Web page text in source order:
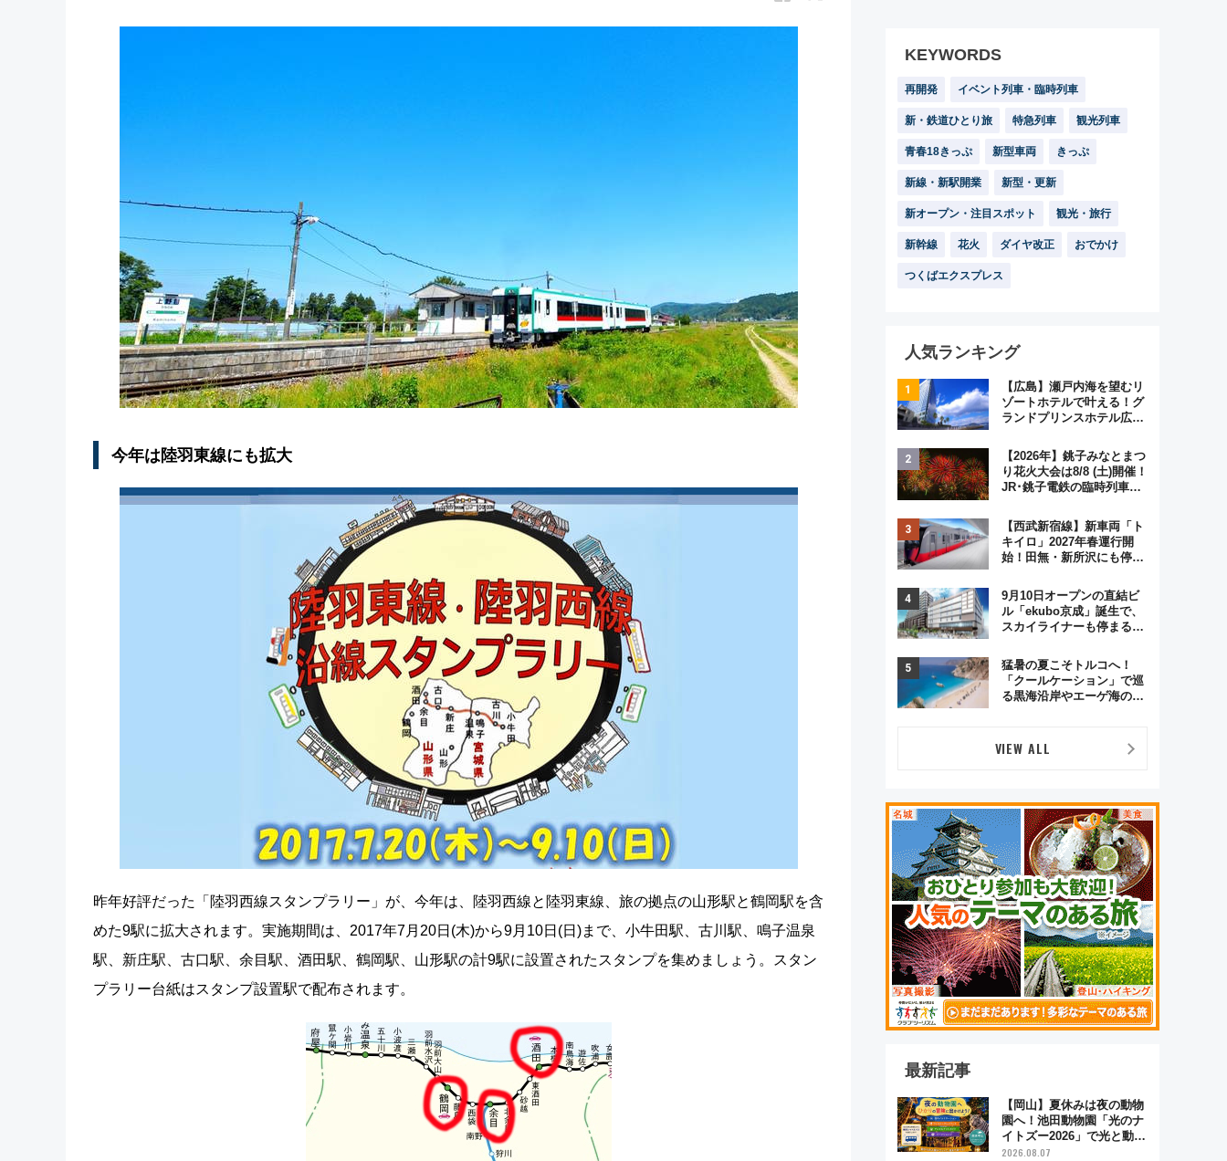
今年は陸羽東線にも拡大
昨年好評だった「陸羽西線スタンプラリー」が、今年は、陸羽西線と陸羽東線、旅の拠点の山形駅と鶴岡駅を含
めた9駅に拡大されます。実施期間は、2017年7月20日(木)から9月10日(日)まで、小牛田駅、古川駅、鳴子温泉
駅、新庄駅、古口駅、余目駅、酒田駅、鶴岡駅、山形駅の計9駅に設置されたスタンプを集めましょう。スタン
プラリー台紙はスタンプ設置駅で配布されます。
KEYWORDS
再開発 イベント列車・臨時列車
新・鉄道ひとり旅 特急列車 観光列車
青春18きっぷ 新型車両 きっぷ
新線・新駅開業 新型・更新
新オープン・注目スポット 観光・旅行
新幹線 花火 ダイヤ改正 おでかけ
つくばエクスプレス
人気ランキング
【広島】瀬戸内海を望むリ
ゾートホテルで叶える！グ
ランドプリンスホテル広島
ジュアルパーティープラン
【2026年】銚子みなとまつ
り花火大会は8/8 (土)開催！
JR･銚子電鉄の臨時列車や
く8,000発の大迫力＆屋台
を満喫
【西武新宿線】新車両「ト
キイロ」2027年春運行開
始！田無・新所沢にも停
弾」も
9月10日オープンの直結ビ
ル「ekubo京成」誕生で、
スカイライナーも停まる巨
変わる？ 全テナント情報も
公開！
猛暑の夏こそトルコへ！
「クールケーション」で巡
る黒海沿岸やエーゲ海の避
オも認める『2026年に訪れ
るべき世界の旅先』
VIEW ALL
最新記事
【岡山】夏休みは夜の動物
園へ！池田動物園「光のナ
イトズー2026」で光と動物
が彩る特別な夜
2026.08.07